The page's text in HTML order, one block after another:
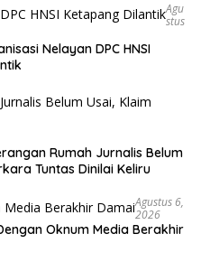
Agu
Stus
Nelayan DPC HNSI
Rumah Jurnalis Belum
Tuntas Dinilai Keliru
Agustus 6,
2026
Oknum Media Berakhir